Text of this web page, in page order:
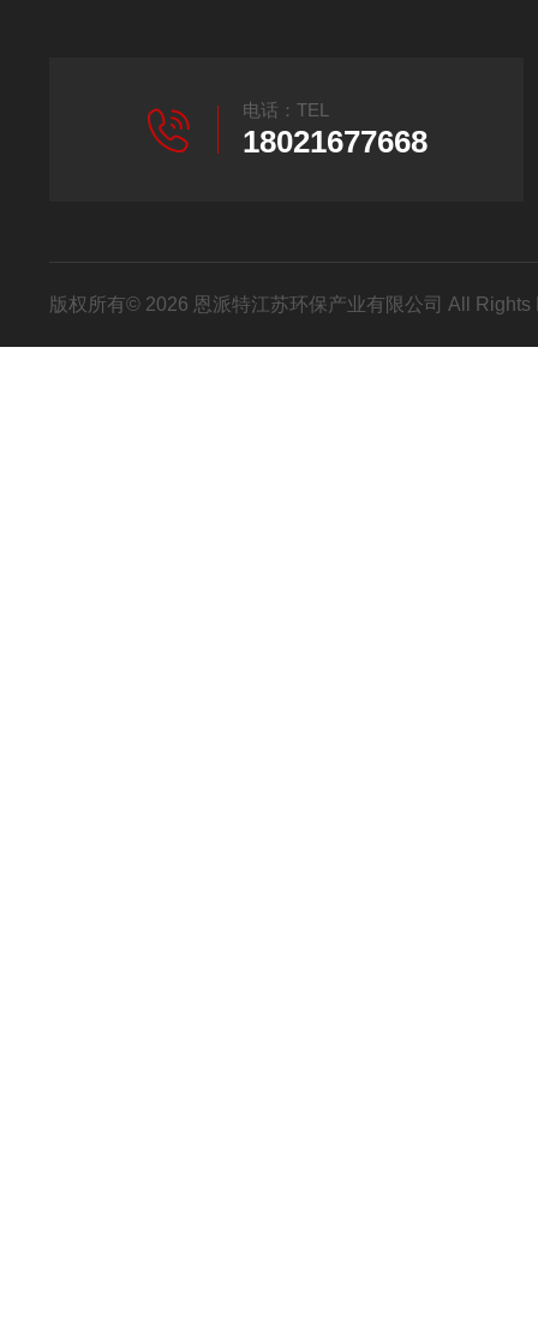
电话：TEL
18021677668
版权所有© 2026 恩派特江苏环保产业有限公司 All